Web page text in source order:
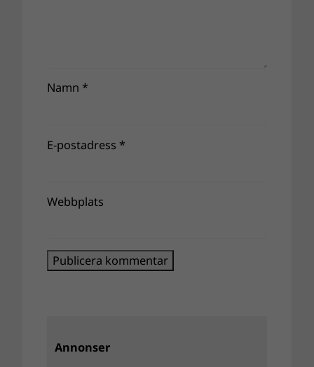
Namn *
E-postadress *
Webbplats
Annonser